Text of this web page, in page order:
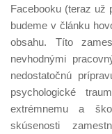
Facebooku (teraz už
budeme v článku
obsahu. Títo
nevhodnými
nedostatočnú
psychologické
extrémnemu a
skúsenosti